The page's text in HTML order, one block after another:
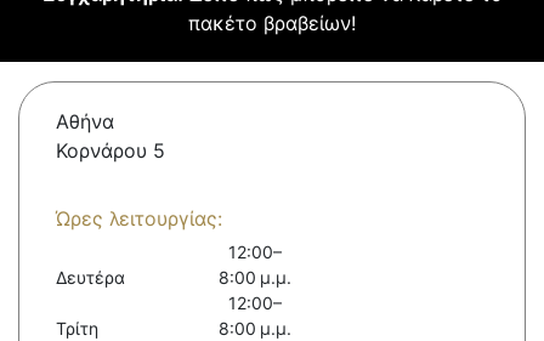
πακέτο βραβείων!
Αθήνα
Κορνάρου 5
Ώρες λειτουργίας:
Δευτέρα
12:00–
8:00 μ.μ.
Τρίτη
12:00–
8:00 μ.μ.